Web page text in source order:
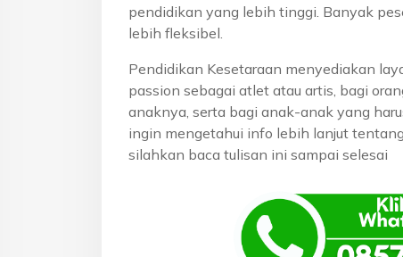
pendidikan yang lebih tinggi. Banyak
lebih fleksibel.
Pendidikan Kesetaraan menyediakan
passion sebagai atlet atau artis, bagi
anaknya, serta bagi anak-anak yang
ingin mengetahui info lebih lanjut
silahkan baca tulisan ini sampai selesai